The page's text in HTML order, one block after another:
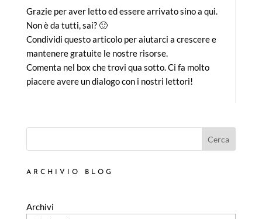
Grazie per aver letto ed essere arrivato sino a qui.
Non è da tutti, sai? 🙂
Condividi questo articolo per aiutarci a crescere e
mantenere gratuite le nostre risorse.
Comenta nel box che trovi qua sotto. Ci fa molto
piacere avere un dialogo con i nostri lettori!
Cerca
ARCHIVIO BLOG
Archivi